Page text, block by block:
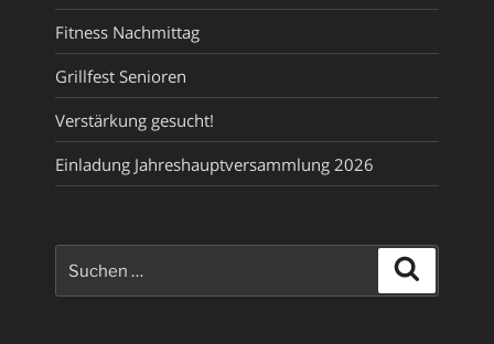
Fitness Nachmittag
Grillfest Senioren
Verstärkung gesucht!
Einladung Jahreshauptversammlung 2026
nach: